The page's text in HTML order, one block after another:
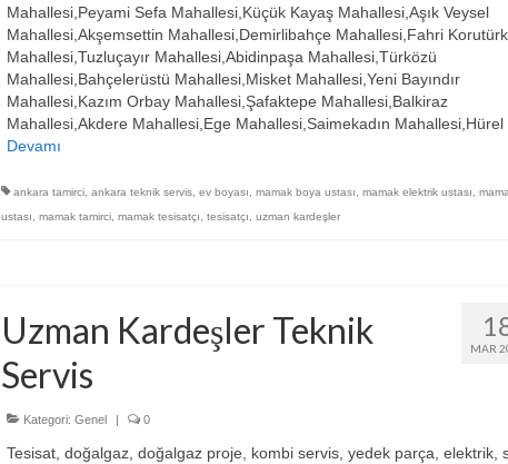
Mahallesi,Peyami Sefa Mahallesi,Küçük Kayaş Mahallesi,Aşık Veysel
Mahallesi,Akşemsettin Mahallesi,Demirlibahçe Mahallesi,Fahri Korutürk
Mahallesi,Tuzluçayır Mahallesi,Abidinpaşa Mahallesi,Türközü
Mahallesi,Bahçelerüstü Mahallesi,Misket Mahallesi,Yeni Bayındır
Mahallesi,Kazım Orbay Mahallesi,Şafaktepe Mahallesi,Balkiraz
Mahallesi,Akdere Mahallesi,Ege Mahallesi,Saimekadın Mahallesi,Hürel
Devamı
ankara tamirci, ankara teknik servis, ev boyası mamak boya ustası mamak elektrik ustası
ustası
mamak tamirci, mamak tesisatçı tesisatçı uzman kardeşler
MAR
Uzman Kardeşler Teknik
Servis
Kategori: Genel | 0
Tesisat, doğalgaz, doğalgaz proje, kombi servis, yedek parça, elektrik,